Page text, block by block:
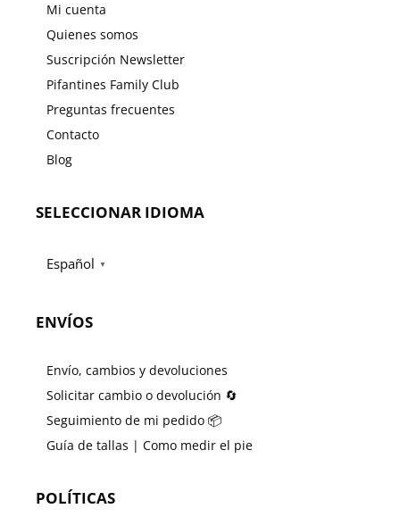
Mi cuenta
Quienes somos
Suscripción Newsletter
Pifantines Family Club
Preguntas frecuentes
Contacto
Blog
SELECCIONAR IDIOMA
Español ▼
ENVÍOS
Envío, cambios y devoluciones
Solicitar cambio o devolución 🔄
Seguimiento de mi pedido 📦
Guía de tallas | Como medir el pie
POLÍTICAS